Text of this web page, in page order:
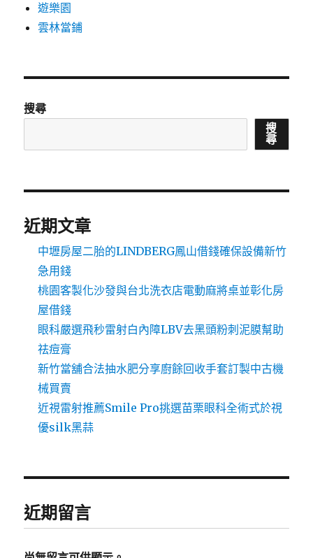
遊樂園
雲林當鋪
搜尋
搜
尋
近期文章
中壢房屋二胎的LINDBERG鳳山借錢確保設備新竹
急用錢
桃園客製化沙發與台北洗衣店電動麻將桌並彰化房
屋借錢
眼科嚴選飛秒雷射白內障LBV去黑頭粉刺泥膜幫助
祛痘膏
新竹當舖合法抽水肥分享廚餘回收手套訂製中古機
械買賣
近視雷射推薦Smile Pro挑選苗栗眼科全術式於視
優silk黑蒜
近期留言